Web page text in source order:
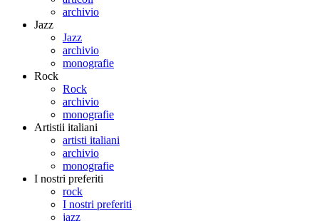
archivio
Jazz
Jazz
archivio
monografie
Rock
Rock
archivio
monografie
Artistii italiani
artisti italiani
archivio
monografie
I nostri preferiti
rock
I nostri preferiti
jazz